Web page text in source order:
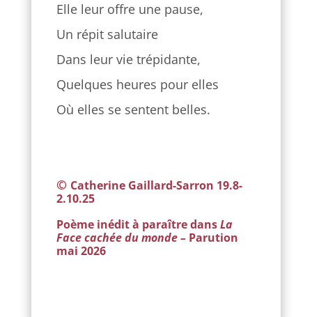
Elle leur offre une pause,
Un répit salutaire
Dans leur vie trépidante,
Quelques heures pour elles
Où elles se sentent belles.
© Catherine Gaillard-Sarron 19.8-
2.10.25
Poème inédit à paraître dansLa
Face cachée du monde – Parution
mai 2026